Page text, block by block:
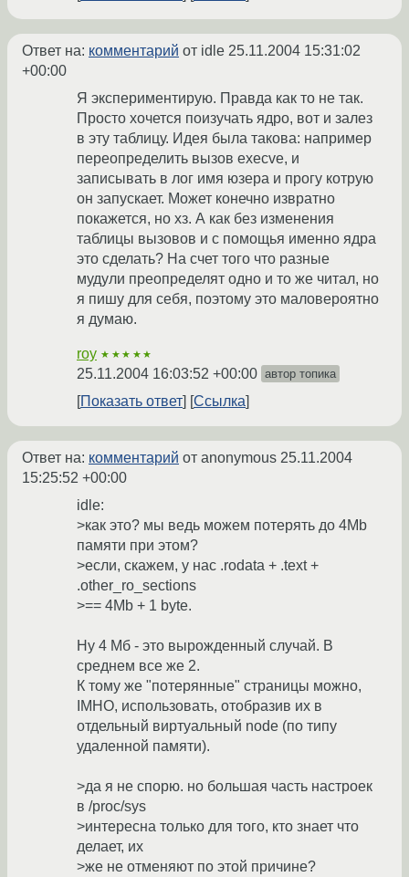
Ответ на: комментарий от idle 25.11.2004 15:31:02
+00:00
Я экспериментирую. Правда как то не так.
Просто хочется поизучать ядро, вот и залез
в эту таблицу. Идея была такова: например
переопределить вызов execve, и
записывать в лог имя юзера и прогу котрую
он запускает. Может конечно извратно
покажется, но хз. А как без изменения
таблицы вызовов и с помощья именно ядра
это сделать? На счет того что разные
мудули преопределят одно и то же читал, но
я пишу для себя, поэтому это маловероятно
я думаю.
roy ★★★★★
25.11.2004 16:03:52 +00:00 автор топика
Показать ответ Ссылка
Ответ на: комментарий от anonymous 25.11.2004
15:25:52 +00:00
idle:
>как это? мы ведь можем потерять до 4Mb
памяти при этом?
>если, скажем, у нас .rodata + .text +
.other_ro_sections
>== 4Mb + 1 byte.
Ну 4 Мб - это вырожденный случай. В
среднем все же 2.
К тому же "потерянные" страницы можно,
IMHO, использовать, отобразив их в
отдельный виртуальный node (по типу
удаленной памяти).
>да я не спорю. но большая часть настроек
в /proc/sys
>интересна только для того, кто знает что
делает, их
>же не отменяют по этой причине?